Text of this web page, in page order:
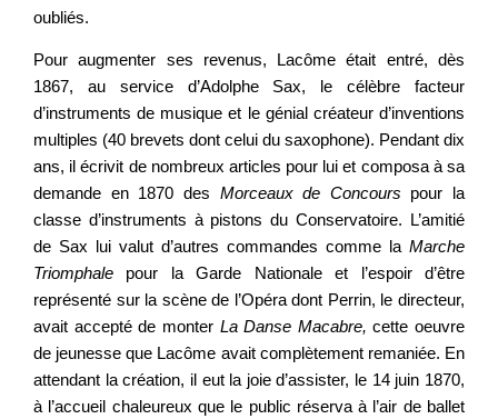
oubliés.
Pour augmenter ses revenus, Lacôme était entré, dès
1867, au service d’Adolphe Sax, le célèbre facteur
d’instruments de musique et le génial créateur d’inventions
multiples (40 brevets dont celui du saxophone). Pendant dix
ans, il écrivit de nombreux articles pour lui et composa à sa
demande en 1870 des Morceaux de Concours pour la
classe d’instruments à pistons du Conservatoire. L’amitié
de Sax lui valut d’autres commandes comme la Marche
Triomphale pour la Garde Nationale et l’espoir d’être
représenté sur la scène de l’Opéra dont Perrin, le directeur,
avait accepté de monter La Danse Macabre, cette oeuvre
de jeunesse que Lacôme avait complètement remaniée. En
attendant la création, il eut la joie d’assister, le 14 juin 1870,
à l’accueil chaleureux que le public réserva à l’air de ballet